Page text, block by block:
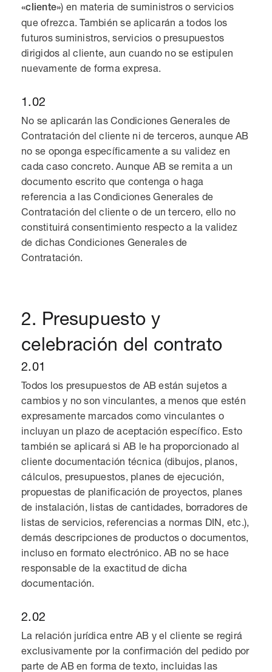
«cliente») en materia de suministros o servicios
que ofrezca. También se aplicarán a todos los
futuros suministros, servicios o presupuestos
dirigidos al cliente, aun cuando no se estipulen
nuevamente de forma expresa.
1.02
No se aplicarán las Condiciones Generales de
Contratación del cliente ni de terceros, aunque AB
no se oponga específicamente a su validez en
cada caso concreto. Aunque AB se remita a un
documento escrito que contenga o haga
referencia a las Condiciones Generales de
Contratación del cliente o de un tercero, ello no
constituirá consentimiento respecto a la validez
de dichas Condiciones Generales de
Contratación.
2. Presupuesto y
celebración del contrato
2.01
Todos los presupuestos de AB están sujetos a
cambios y no son vinculantes, a menos que estén
expresamente marcados como vinculantes o
incluyan un plazo de aceptación específico. Esto
también se aplicará si AB le ha proporcionado al
cliente documentación técnica (dibujos, planos,
cálculos, presupuestos, planes de ejecución,
propuestas de planificación de proyectos, planes
de instalación, listas de cantidades, borradores de
listas de servicios, referencias a normas DIN, etc.),
demás descripciones de productos o documentos,
incluso en formato electrónico. AB no se hace
responsable de la exactitud de dicha
documentación.
2.02
La relación jurídica entre AB y el cliente se regirá
exclusivamente por la confirmación del pedido por
parte de AB en forma de texto, incluidas las